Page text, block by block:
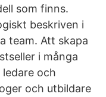
som finns.
beskriven i
team. Att skapa
i många
och
och utbildare